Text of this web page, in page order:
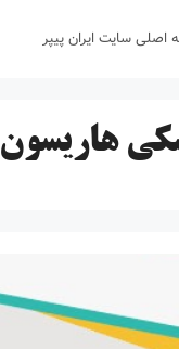
سایت ایران پیپر
هاریسون